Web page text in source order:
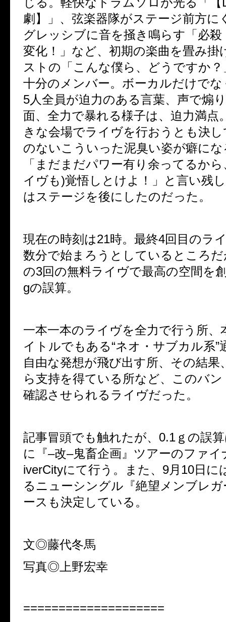
劇】」、弦楽器隊がステージ前方に
グレッシブに音を掻き鳴らす「必
変化！」など、初期の楽曲を畳み掛
ストの「こんな僕ら、どうですか
十分のメンバー。ボーカルだけで
5人全員が迫力のある言葉、声で煽
面、全力で暴れる様子は、迫力満点
きな会場でライヴを行おうとも決
のないこういった泥臭い姿が癖に
「まだまだパワー有り余ってるから
イヴも)覚悟しとけよ！」と言い残
はステージを後にしたのだった。
現在の時刻は21時。最終4回目のラ
数分で始まろうとしているところ
の3回の無料ライヴで最高の空間を
gの誤算。
一本一本のライヴを全力で行う所、
イトルでもある“ネオ・サブカル系”
自由な発想が飛び出す所、その結果
ら支持を得ている所など、このバ
確認させられるライヴだった。
記事冒頭でも触れたが、 0.1 ｇの誤
に『–改–鬼畜企画』ツアーのファイ
iverCityにて行う。また、 9月 10日に
るニューシングル『絶望メンブレ
ースも決定している。
文◎藤代冬馬
写真◎上野宏幸
====================